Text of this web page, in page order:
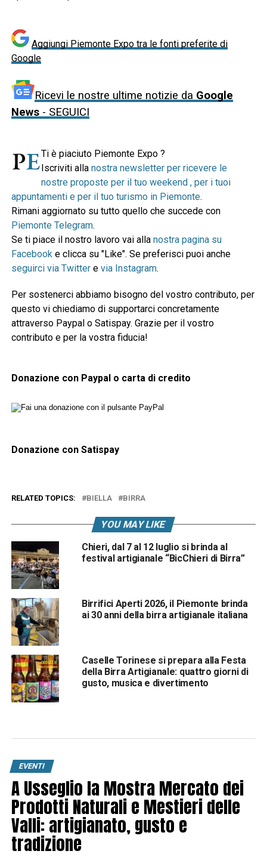
Aggiungi Piemonte Expo tra le fonti preferite di
Google
Ricevi le nostre ultime notizie da Google
News- SEGUICI
Ti è piaciuto Piemonte Expo ?
Iscriviti alla nostra newsletter per ricevere le
nostre proposte per il tuo weekend , per i tuoi
appuntamenti e per il tuo turismo in Piemonte.
Rimani aggiornato su tutto quello che succede con
Piemonte Telegram.
Se ti piace il nostro lavoro vai alla nostra pagina su
Facebook e clicca su "Like". Se preferisci puoi anche
seguirci via Twittere via Instagram.
Per sostenerci abbiamo bisogno del vostro contributo, per
questo vi chiediamo di supportarci concretamente
attraverso Paypal o Satispay. Grazie per il vostro
contributo e per la vostra fiducia!
Donazione con Paypal o carta di credito
Donazione con Satispay
RELATED TOPICS: BIELLA BIRRA
YOU MAY LIKE
Chieri, dal 7 al 12 luglio si brinda al
festival artigianale “BicChieri di Birra”
Birrifici Aperti 2026, il Piemonte brinda
ai 30 anni della birra artigianale italiana
Caselle Torinese si prepara alla Festa
della Birra Artigianale: quattro giorni di
gusto, musica e divertimento
EVENTI
A Usseglio la Mostra Mercato dei
Prodotti Naturali e Mestieri delle
Valli: artigianato, gusto e
tradizione